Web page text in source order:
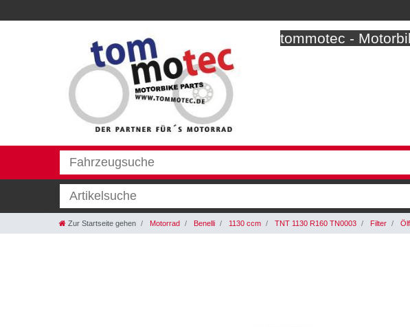
tommotec -
Zur Startseite gehen Motorrad Benelli 1130 ccm TNT 1130 R160 TN0003 Filter